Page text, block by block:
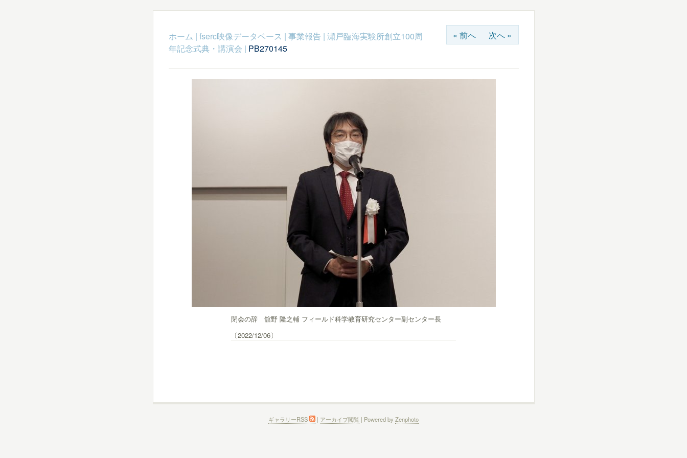
« 前へ 次へ »
ホーム | fserc映像データベース | 事業報告 | 瀬戸臨海実験所創立100周
年記念式典・講演会 | PB270145
閉会の辞 舘野 隆之輔 フィールド科学教育研究センター副センター長
〔2022/12/06〕
ギャラリーRSS | アーカイブ閲覧 | Powered by Zenphoto